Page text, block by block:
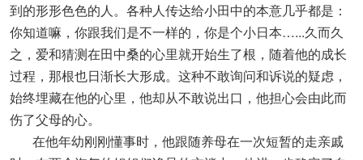
到的形形色色的人。各种人传达给小田中的本意几乎都是：
你知道嘛，你跟我们是不一样的，你是个小日本…...久而久
之，爱和猜测在田中桑的心里就开始生了根，随着他的成长
过程，那根也日渐长大形成。这种不敢询问和诉说的疑虑，
始终埋藏在他的心里，他却从不敢说出口，他担心会由此而
伤了父母的心。
在他年幼刚刚懂事时，他跟随养母在一次短暂的走亲戚